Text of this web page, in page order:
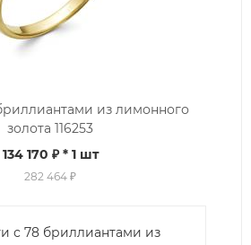
из лимонного
золота 116253
134 170 ₽* 1 шт
282 464 ₽
с 78 бриллиантами из